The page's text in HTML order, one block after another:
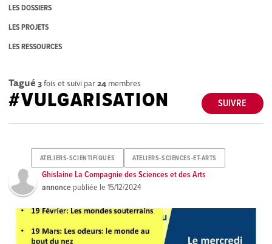
LES DOSSIERS
LES PROJETS
LES RESSOURCES
Tagué 3fois et suivi par24 membres
SUIVRE
#VULGARISATION
ATELIERS-SCIENTIFIQUES ATELIERS-SCIENCES-ET-ARTS
Ghislaine La Compagnie des Sciences et des Arts
annonce publiée le15/12/2024